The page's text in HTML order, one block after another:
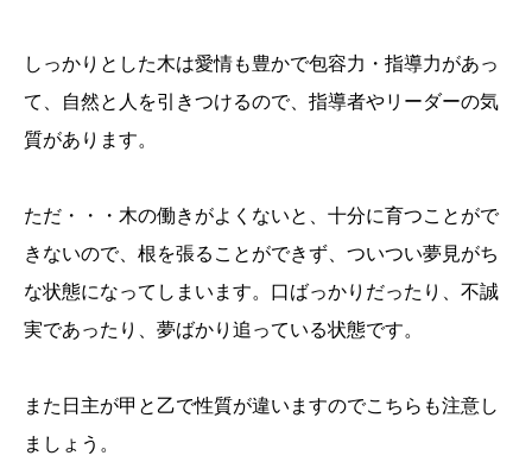
しっかりとした木は愛情も豊かで包容力・指導力があっ
て、自然と人を引きつけるので、指導者やリーダーの気
質があります。
ただ・・・木の働きがよくないと、十分に育つことがで
きないので、根を張ることができず、ついつい夢見がち
な状態になってしまいます。口ばっかりだったり、不誠
実であったり、夢ばかり追っている状態です。
また日主が甲と乙で性質が違いますのでこちらも注意し
ましょう。